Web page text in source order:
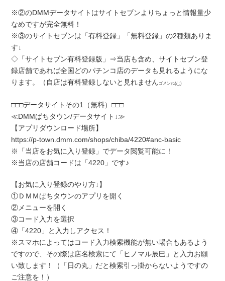
※②のDMMデータサイトはサイトセブンよりちょっと情報量少
なめですが完全無料！
※③のサイトセブンは「有料登録」「無料登録」の2種類ありま
す↓
◇「サイトセブン有料登録版」⇒当店も含め、サイトセブン登
録店舗であれば全国どのパチンコ店のデータも見れるようにな
ります。（自店は有料登録しないと見れません ゴメンね(/_;)
□□□データサイトその1（無料）□□□
≪DMMぱちタウン/データサイト↓≫
【アプリダウンロード場所】
https://p-town.dmm.com/shops/chiba/4220#anc-basic
※「当店をお気に入り登録」でデータ閲覧可能に！
※当店の店舗コードは「4220」です♪
【お気に入り登録のやり方↓】
①ＤＭＭぱちタウンのアプリを開く
②メニューを開く
③コード入力を選択
④「4220」と入力しアクセス！
※スマホによってはコード入力検索機能が無い場合もあるよう
ですので、その際は店名検索にて「ヒノマル辰巳」と入力お願
い致します！（「日の丸」だと検索引っ掛からないようですの
ご注意を！）